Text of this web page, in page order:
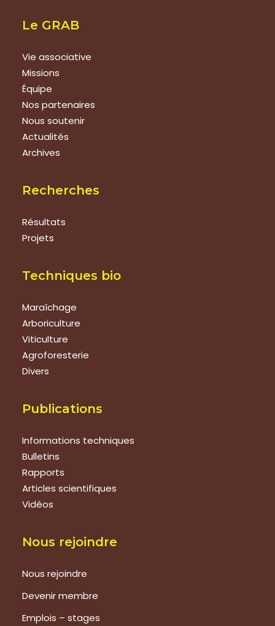
Le GRAB
Vie associative
Missions
Équipe
Nos partenaires
Nous soutenir
Actualités
Archives
Recherches
Résultats
Projets
Techniques bio
Maraîchage
Arboriculture
Viticulture
Agroforesterie
Divers
Publications
Informations techniques
Bulletins
Rapports
Articles scientifiques
Vidéos
Nous rejoindre
Nous rejoindre
Devenir membre
Emplois – stages